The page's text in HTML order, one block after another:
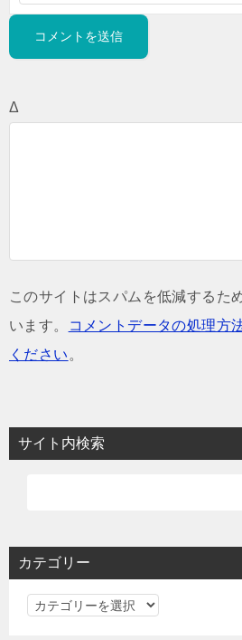
Δ
このサイトはスパムを低減するた
います。
コメントデータの処理方
ください 。
サイト内検索
カテゴリー
カ